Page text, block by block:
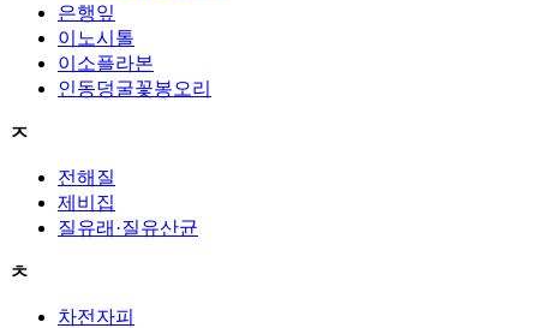
은행잎
이노시톨
이소플라본
인동덩굴꽃봉오리
ㅈ
전해질
제비집
질유래·질유산균
ㅊ
차전자피